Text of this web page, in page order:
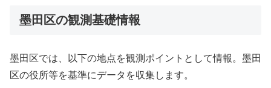
墨田区の観測基礎情報
墨田区では、以下の地点を観測ポイントとして情報。墨田
区の役所等を基準にデータを収集します。